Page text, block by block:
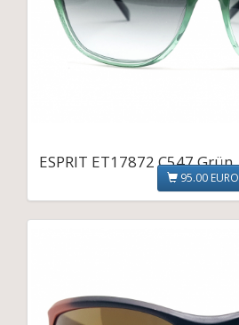
ESPRIT ET17872 C547 Grün
95.00 EURO